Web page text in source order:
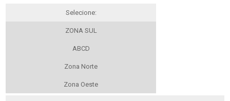
Selecione:
ZONA SUL
ABCD
Zona Norte
Zona Oeste